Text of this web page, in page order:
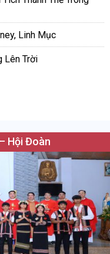
Linh Mục
Lên Trời
Hội Đoàn